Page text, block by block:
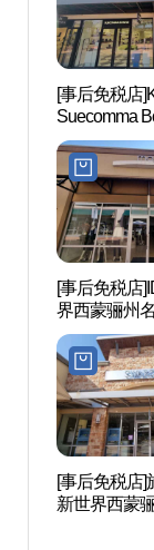
[事后免税店
Suecomma
西蒙骊州名
心(슈콤마보
이먼프리미
주점)
[事后免税店
界西蒙骊州
中心(마쥬
프리미엄아
[事后免税店]
新世界西蒙